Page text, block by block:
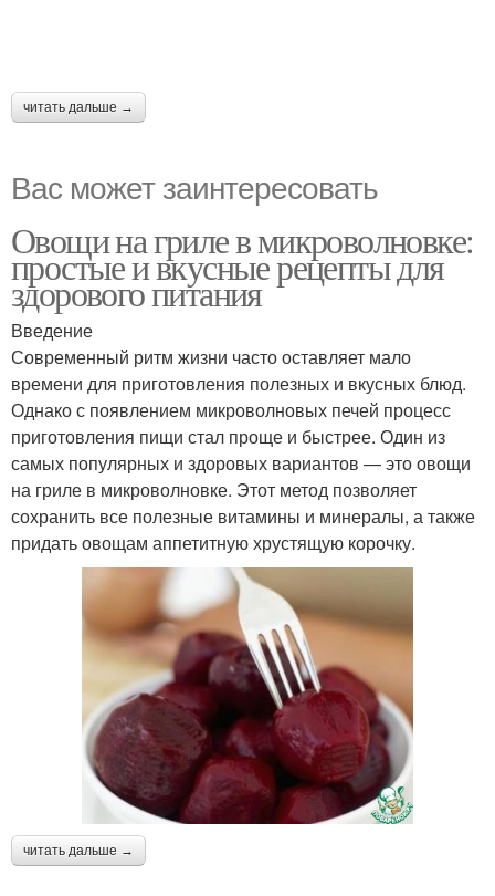
читать дальше →
Вас может заинтересовать
Овощи на гриле в микроволновке:
простые и вкусные рецепты для
здорового питания
Введение
Современный ритм жизни часто оставляет мало
времени для приготовления полезных и вкусных блюд.
Однако с появлением микроволновых печей процесс
приготовления пищи стал проще и быстрее. Один из
самых популярных и здоровых вариантов — это овощи
на гриле в микроволновке. Этот метод позволяет
сохранить все полезные витамины и минералы, а также
придать овощам аппетитную хрустящую корочку.
читать дальше →